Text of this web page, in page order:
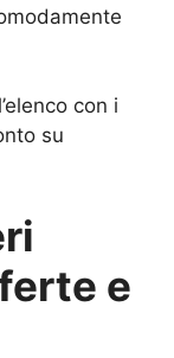
con i
su
e